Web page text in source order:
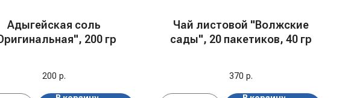
Адыгейская соль
200 гр
200 р.
Чай листовой "Волжские
сады", 20 пакетиков, 40 гр
370 р.